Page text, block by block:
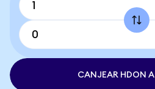
CANJEAR HDON